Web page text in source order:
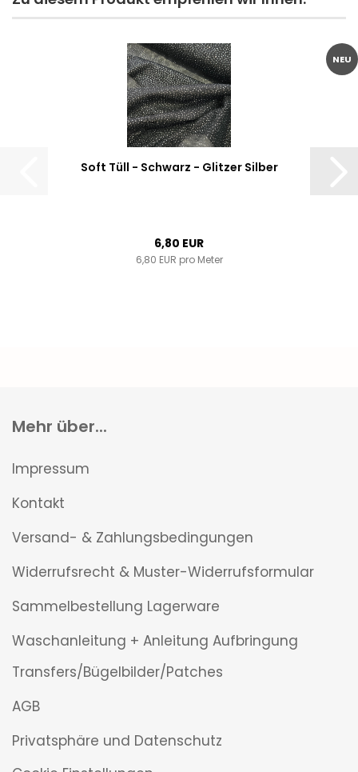
NEU
Soft Tüll - Schwarz - Glitzer Silber
6,80 EUR
6,80 EUR pro Meter
Mehr über...
Impressum
Kontakt
Versand- & Zahlungsbedingungen
Widerrufsrecht & Muster-Widerrufsformular
Sammelbestellung Lagerware
Waschanleitung + Anleitung Aufbringung
Transfers/Bügelbilder/Patches
AGB
Privatsphäre und Datenschutz